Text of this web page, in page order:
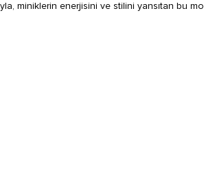
miniklerin enerjisini ve stilini yansıtan bu